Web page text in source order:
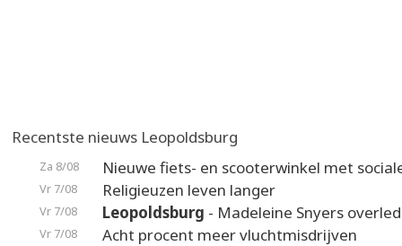
Recentste nieuws Leopoldsburg
Za 8/08 Nieuwe fiets- en scooterwinkel met
Vr 7/08 Religieuzen leven langer
Vr 7/08 Leopoldsburg - Madeleine Snyers
Vr 7/08 Acht procent meer vluchtmisdrijven